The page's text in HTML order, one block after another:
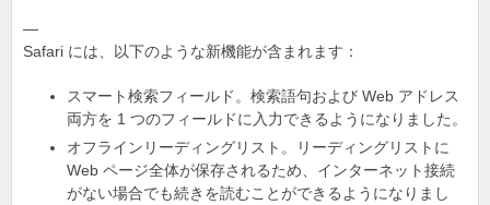
b
o
o
k
—
Safari には、以下のような新機能が含まれます：
スマート検索フィールド。検索語句および Web アドレス
両方を 1 つのフィールドに入力できるようになりました。
オフラインリーディングリスト。リーディングリストに
Web ページ全体が保存されるため、インターネット接続
がない場合でも続きを読むことができるようになりまし